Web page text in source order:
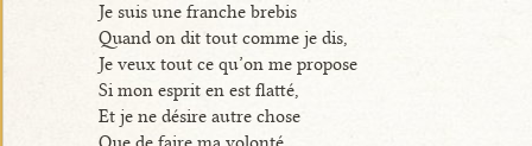
Je suis une franche brebis
Quand on dit tout comme je dis,
Je veux tout ce qu’on me propose
Si mon esprit en est flatté,
Et je ne désire autre chose